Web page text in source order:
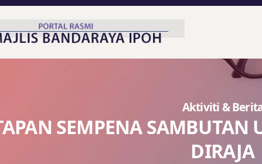
Aktiviti &
SEMPENA SAMBUTAN
DIRAJA